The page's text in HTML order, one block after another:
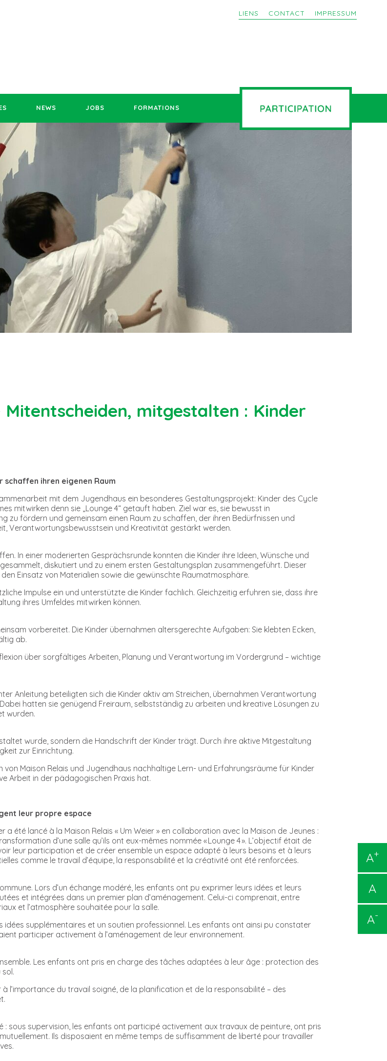
LIENS CONTACT IMPRESSUM
NEWS JOBS FORMATIONS
A+
A
A-
Mitentscheiden, mitgestalten : Kinder
ihren eigenen Raum
mit dem Jugendhaus ein besonderes Gestaltungsprojekt: Kinder des Cycle
mitwirken denn sie „Lounge 4“ getauft haben. Ziel war es, sie bewusst in
zu fördern und gemeinsam einen Raum zu schaffen, der ihren Bedürfnissen und
Verantwortungsbewusstsein und Kreativität gestärkt werden.
In einer moderierten Gesprächsrunde konnten die Kinder ihre Ideen, Wünsche und
diskutiert und zu einem ersten Gestaltungsplan zusammengeführt. Dieser
Einsatz von Materialien sowie die gewünschte Raumatmosphäre.
Impulse ein und unterstützte die Kinder fachlich. Gleichzeitig erfuhren sie, dass ihre
ihres Umfeldes mitwirken können.
vorbereitet. Die Kinder übernahmen altersgerechte Aufgaben: Sie klebten Ecken,
ab.
über sorgfältiges Arbeiten, Planung und Verantwortung im Vordergrund – wichtige
Anleitung beteiligten sich die Kinder aktiv am Streichen, übernahmen Verantwortung
hatten sie genügend Freiraum, selbstständig zu arbeiten und kreative Lösungen zu
wurden.
wurde, sondern die Handschrift der Kinder trägt. Durch ihre aktive Mitgestaltung
zur Einrichtung.
Maison Relais und Jugendhaus nachhaltige Lern- und Erfahrungsräume für Kinder
Arbeit in der pädagogischen Praxis hat.
leur propre espace
été lancé à la Maison Relais « Um Weier » en collaboration avec la Maison de Jeunes :
d’une salle qu’ils ont eux-mêmes nommée « Lounge 4 ». L’objectif était de
leur participation et de créer ensemble un espace adapté à leurs besoins et à leurs
comme le travail d’équipe, la responsabilité et la créativité ont été renforcées.
Lors d’un échange modéré, les enfants ont pu exprimer leurs idées et leurs
et intégrées dans un premier plan d’aménagement. Celui-ci comprenait, entre
et l’atmosphère souhaitée pour la salle.
supplémentaires et un soutien professionnel. Les enfants ont ainsi pu constater
participer activement à l’aménagement de leur environnement.
Les enfants ont pris en charge des tâches adaptées à leur âge : protection des
l’importance du travail soigné, de la planification et de la responsabilité – des
: sous supervision, les enfants ont participé activement aux travaux de peinture, ont pris
Ils disposaient en même temps de suffisamment de liberté pour travailler